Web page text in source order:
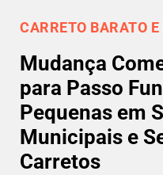
CARRETO BARATO
Mudança
para Passo
Pequenas em
Municipais e
Carretos